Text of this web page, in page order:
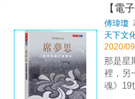
的祕密。 & ★充分賦權＋主動當
成功關鍵 團隊想要高效運作，需要
略、戰
責戰鬥
團隊中
安特內
司充分
養人才的訣竅，
創的獨
&hellip;&hellip;」
不到，捷安特
能全球
推出自
耕耘，
大名牌
【電
傅瑋瓊
天下文
2020/
那是星
裡，另一半
魂》19